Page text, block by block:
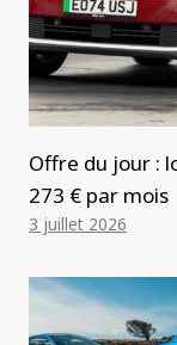
Offre du jour :
273 € par mois
3 juillet 2026